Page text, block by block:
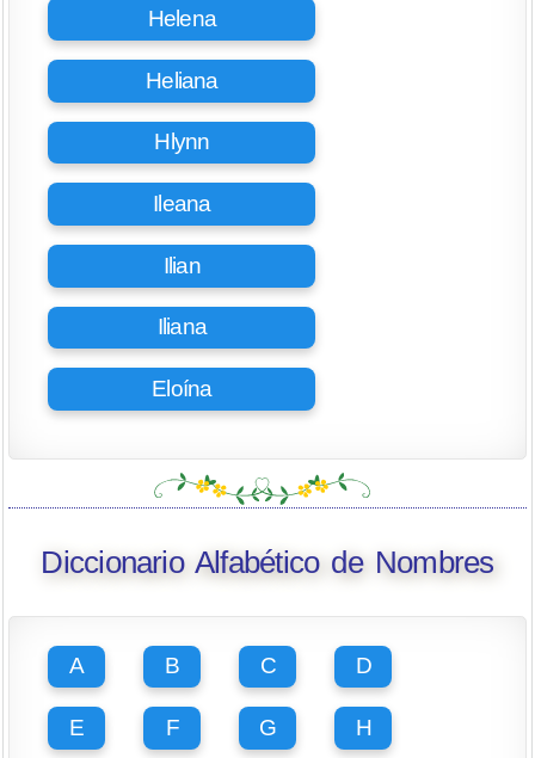
Helena
Heliana
Hlynn
Ileana
Ilian
Iliana
Eloína
Diccionario Alfabético de Nombres
A B C D
E F G H